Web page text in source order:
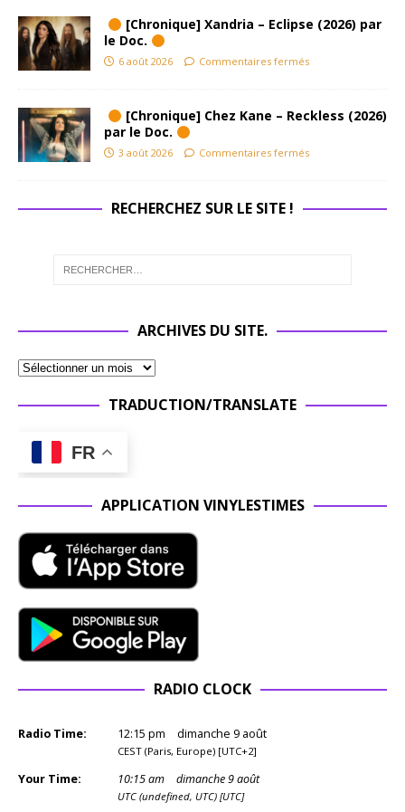
[Chronique] Xandria – Eclipse (2026) par
le Doc.
6 août 2026 Commentaires fermés
[Chronique] Chez Kane – Reckless (2026)
par le Doc.
3 août 2026 Commentaires fermés
RECHERCHEZ SUR LE SITE !
ARCHIVES DU SITE.
TRADUCTION/TRANSLATE
FR
APPLICATION VINYLESTIMES
RADIO CLOCK
Radio Time: 12:15 pm dimanche 9 août
CEST (Paris, Europe) [UTC+2]
Your Time: 10:15am dimanche 9 août
UTC (undefined, UTC) [UTC]